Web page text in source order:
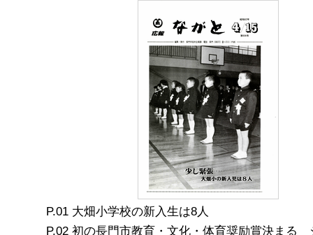
大畑小学校の新入生は8人
初の長門市教育・文化・体育奨励賞決まる